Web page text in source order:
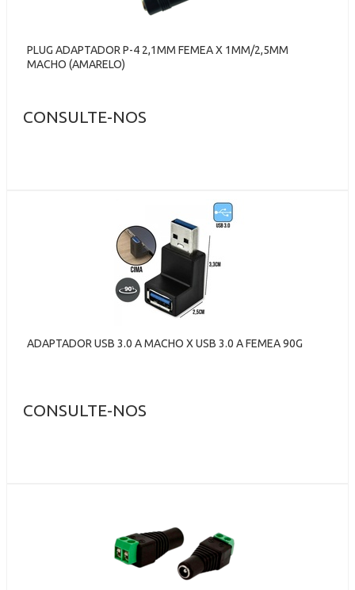
PLUG ADAPTADOR P-4 2,1MM FEMEA X 1MM/2,5MM
MACHO (AMARELO)
CONSULTE-NOS
ADAPTADOR USB 3.0 A MACHO X USB 3.0 A FEMEA 90G
CONSULTE-NOS